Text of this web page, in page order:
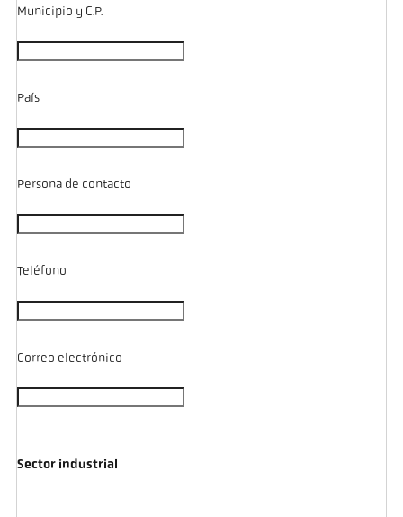
Municipio y C.P.
País
Persona de contacto
Teléfono
Correo electrónico
Sector industrial